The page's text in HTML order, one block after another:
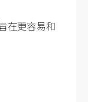
在更容易和